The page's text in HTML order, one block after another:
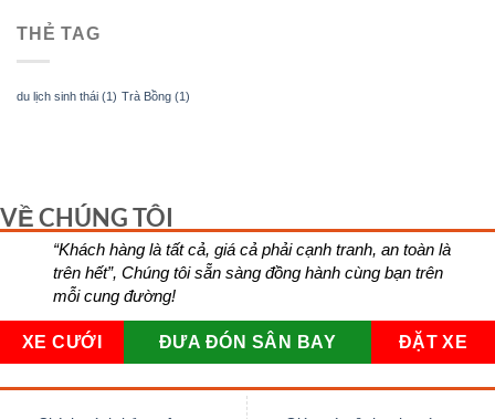
THẺ TAG
du lịch sinh thái (1) Trà Bồng (1)
VỀ CHÚNG TÔI
“Khách hàng là tất cả, giá cả phải cạnh tranh, an toàn là
trên hết”, Chúng tôi sẵn sàng đồng hành cùng bạn trên
mỗi cung đường!
XE CƯỚI ĐƯA ĐÓN SÂN BAY ĐẶT XE